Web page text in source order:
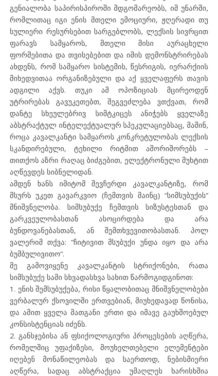
გენიალობა საპირისპიროში მდგომარეობს, იმ უნარში,
რომლითაც იგი ენის მთელი ემოციური, ჟღერადი თუ
სულიერი რესურსებით სარგებლობს, ლექსის სივრცით
ფარავს სამყაროს, მთელი მისი აურაცხელი
ფორმებითა და თვისებებით და იმის დემონსტრირებას
ახდენს, რომ სამყარო სისტემის, წესრიგის, იერარქიის
მიხედვითაა ორგანიზებული და აქ ყველაფერს თავის
ადგილი აქვს. თუკი ამ ოპოზიციას მცირეოდენ
უტრირებას გავუკეთებთ, შეგვეძლება ვთქვათ, რომ
დანტე სხეულებრივ სიმტკიცეს ანიჭებს ყველაზე
აბსტრაქტულ ინტელექტუალურ სპეკულაციებსაც, მაშინ,
როცა კავალკანტი სამყაროს კონკრეტულობას ლექსის
სკანდირებული, ტეხილი რიტმით აშორიშორებს –
თითქოს აზრი რაღაც ბიძგებით, ელექტრონული მუხტით
აღწევდეს სიბნელიდან.
ამდენ ხანს იმიტომ შევჩერდი კავალკანტიზე, რომ
მსურს უკეთ გავარკვიო (ჩემთვის მაინც) “სიმსუბუქის”
მნიშვნელობა. სიმსუბუქე ჩემთვის სიზუსტესთან და
გარკვეულობასთან ასოცირდება და არა
ბუნდოვანებასთან, ან შემთხვევითობასთან. პოლ
ვალერიმ თქვა: “ჩიტივით მსუბუქი უნდა იყო და არა
ბუმბულივითო”.
მე გამოვიყენე კავალკანტის სტრიქონები, რათა
სიმსუბუქე სამი სხვადასხვა სახით წარმოგიდგინოთ:
1. ენის შემსუბუქება, რისი წყალობითაც მნიშვნელობები
ვერბალურ ქსოვილში ერთვებიან, მიუხედავად წონისა,
და ამით ყველა მათგანი ერთი და იმავე გაუხშოებულ
კონსისტენციას იძენს.
2. განსჯებისა ან ფსიქოლოგიური პროცესების აღწერა,
რომელშიც უფაქიზესი, მოუხელთებელი ელემენტები
იღებენ მონაწილეობას და საერთოდ, ნებისმიერი
აღწერა, სადაც აბსტრაქცია უმაღლეს ხარისხშია